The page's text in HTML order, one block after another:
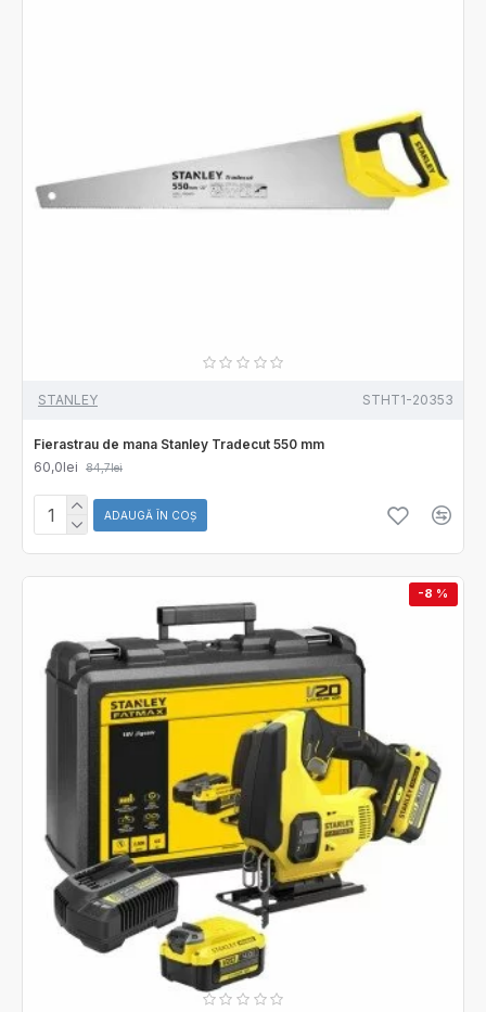
STANLEY STHT1-20353
Fierastrau de mana Stanley Tradecut 550 mm
60,0lei
84,7lei
ADAUGĂ ÎN COŞ
-8 %